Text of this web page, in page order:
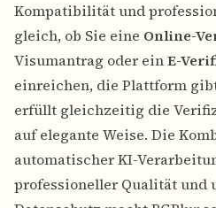
Kompatibilität und
gleich, ob Sie eine Online-
Visumantrag oder einE-
einreichen, die Plattform
erfüllt gleichzeitig die
auf elegante Weise. Die
automatischer KI-
professioneller Qualität und